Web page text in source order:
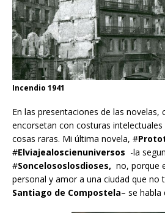
Incendio 1941
En las presentaciones de las novelas,
encorsetan con costuras intelectuales
cosas raras. Mi última novela, #
#Elviajealoscienuniversos -la
#Soncelososlosdioses, no, porque
personal y amor a una ciudad que no
Santiago de Compostela– se habla